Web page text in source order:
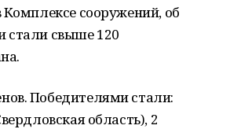
сооружений, об
стали свыше 120
Победителями стали:
область), 2